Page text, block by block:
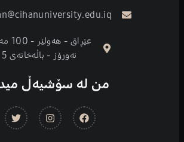
عێڕاق - هەولێر - 100 مەتری
نەورۆز - باڵەخانەی 5
من لە سۆشیەڵ